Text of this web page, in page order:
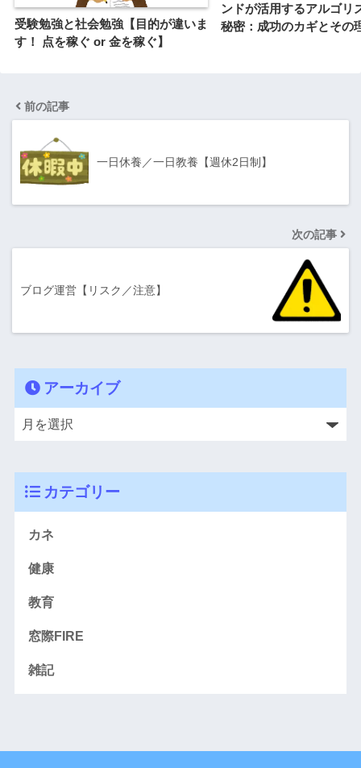
受験勉強と社会勉強【目的が違いま
す！ 点を稼ぐ or 金を稼ぐ】
ンドが活用するアルゴリ
秘密：成功のカギとその
前の記事
一日休養／一日教養【週休2日制】
次の記事
ブログ運営【リスク／注意】
アーカイブ
カテゴリー
カネ
健康
教育
窓際FIRE
雑記